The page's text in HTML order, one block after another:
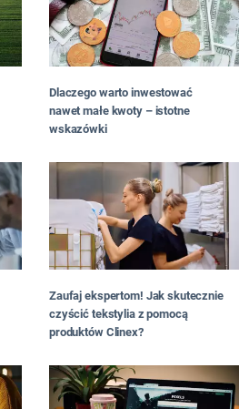
Dlaczego warto inwestować
nawet małe kwoty – istotne
wskazówki
Zaufaj ekspertom! Jak skutecznie
czyścić tekstylia z pomocą
produktów Clinex?